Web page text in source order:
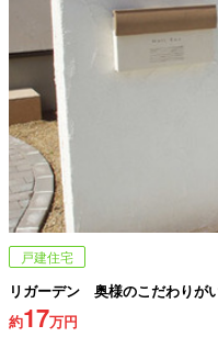
戸建住宅
リガーデン 奥様のこだわりが
約17万円